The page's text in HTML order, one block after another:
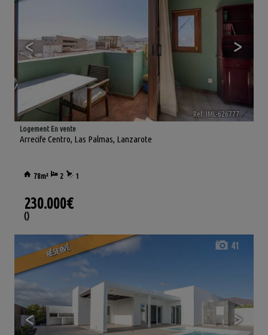
< >
Ref. IML-626777 🔗
Arrecife Centro, Las Palmas, Lanzarote
Logement En vente
78m² 2 1
230.000€
()
RÉSERVÉ
< >
41